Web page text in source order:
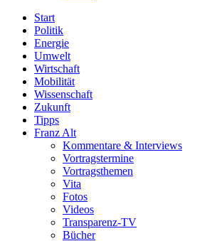
Start
Politik
Energie
Umwelt
Wirtschaft
Mobilität
Wissenschaft
Zukunft
Tipps
Franz Alt
Kommentare & Interviews
Vortragstermine
Vortragsthemen
Vita
Fotos
Videos
Transparenz-TV
Bücher